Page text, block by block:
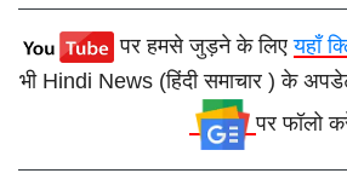
पर हमसे जुड़ने के लिएयहाँ
भी Hindi News (हिंदी समाचार ) के
पर फॉलो